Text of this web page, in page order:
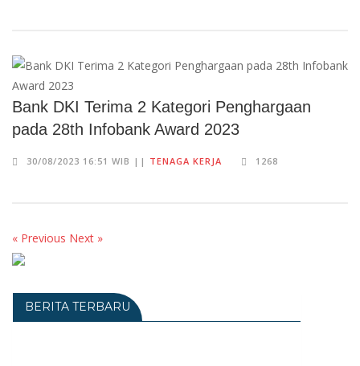
Bank DKI Terima 2 Kategori Penghargaan
pada 28th Infobank Award 2023
30/08/2023 16:51 WIB || TENAGA KERJA 1268
« Previous Next »
BERITA TERBARU